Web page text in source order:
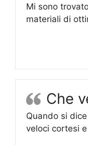
Mi sono
materiali di
Che
Quando si
veloci cortesi